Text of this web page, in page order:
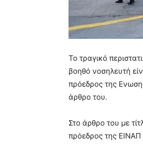
Το τραγικό
βοηθό νοσηλευτή
πρόεδρος της
άρθρο του.
Στο άρθρο του με
πρόεδρος της ΕΙΝΑΠ